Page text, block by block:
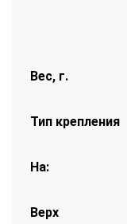
Вес, г.
Тип крепления
На:
Верх